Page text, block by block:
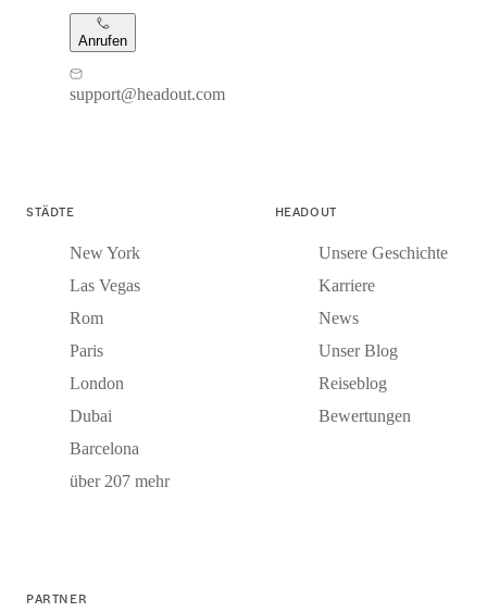
Anrufen
support@headout.com
STÄDTE
New York
Las Vegas
Rom
Paris
London
Dubai
Barcelona
über 207 mehr
HEADOUT
Unsere Geschichte
Karriere
News
Unser Blog
Reiseblog
Bewertungen
PARTNER